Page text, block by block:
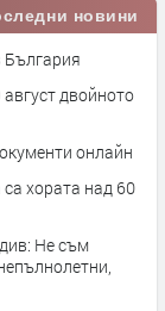
новини
България
двойното
онлайн
хората над 60
Не съм